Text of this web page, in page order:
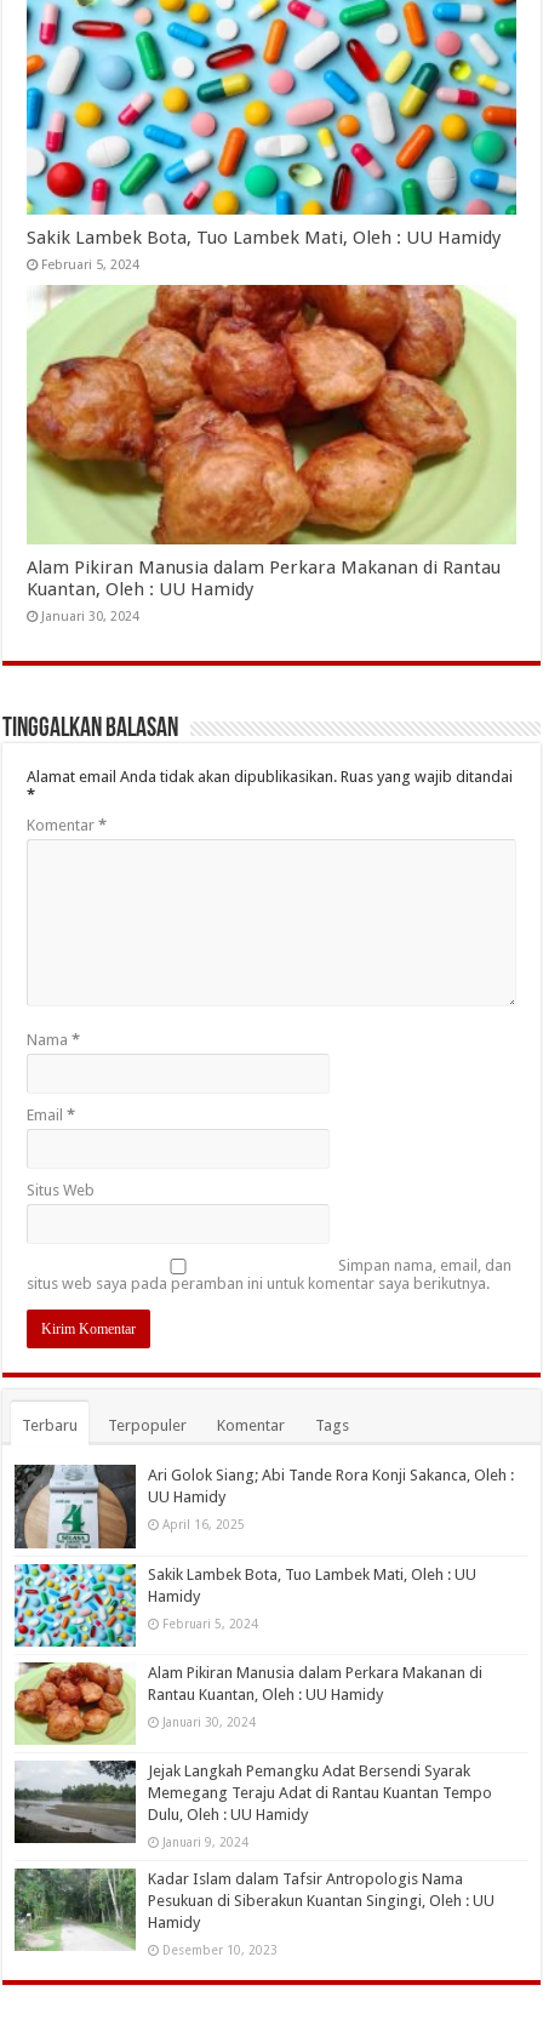
Sakik Lambek Bota, Tuo Lambek Mati, Oleh : UU Hamidy
Februari 5, 2024
Alam Pikiran Manusia dalam Perkara Makanan di Rantau
Kuantan, Oleh : UU Hamidy
Januari 30, 2024
Tinggalkan Balasan
Alamat email Anda tidak akan dipublikasikan. Ruas yang wajib ditandai
*
Komentar*
Nama*
Email*
Situs Web
Simpan nama, email, dan
situs web saya pada peramban ini untuk komentar saya berikutnya.
Terbaru Terpopuler Komentar Tags
Ari Golok Siang; Abi Tande Rora Konji Sakanca, Oleh :
UU Hamidy
April 16, 2025
Sakik Lambek Bota, Tuo Lambek Mati, Oleh : UU
Hamidy
Februari 5, 2024
Alam Pikiran Manusia dalam Perkara Makanan di
Rantau Kuantan, Oleh : UU Hamidy
Januari 30, 2024
Jejak Langkah Pemangku Adat Bersendi Syarak
Memegang Teraju Adat di Rantau Kuantan Tempo
Dulu, Oleh : UU Hamidy
Januari 9, 2024
Kadar Islam dalam Tafsir Antropologis Nama
Pesukuan di Siberakun Kuantan Singingi, Oleh : UU
Hamidy
Desember 10, 2023